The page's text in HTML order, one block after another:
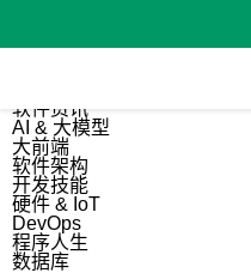
软件资讯
AI & 大模型
大前端
软件架构
开发技能
硬件 & IoT
DevOps
程序人生
数据库